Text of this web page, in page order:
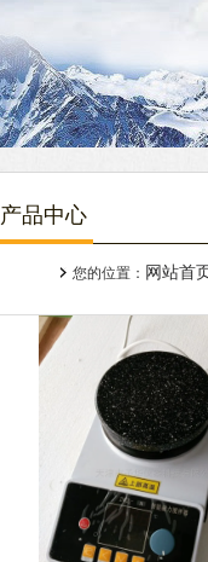
产品中心
您的位置： 网站首